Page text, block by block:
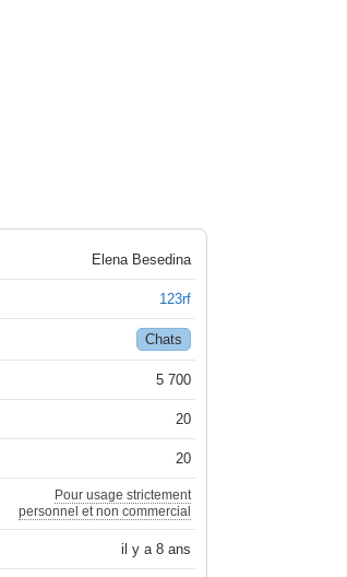
Elena Besedina
123rf
Chats
5 700
20
20
Pour usage strictement
personnel et non commercial
il y a 8 ans